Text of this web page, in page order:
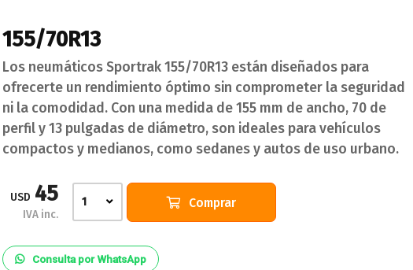
155/70R13
Los neumáticos Sportrak 155/70R13 están diseñados para
ofrecerte un rendimiento óptimo sin comprometer la seguridad
ni la comodidad. Con una medida de 155 mm de ancho, 70 de
perfil y 13 pulgadas de diámetro, son ideales para vehículos
compactos y medianos, como sedanes y autos de uso urbano.
USD 45
IVA inc.
1 Comprar
Consulta por WhatsApp